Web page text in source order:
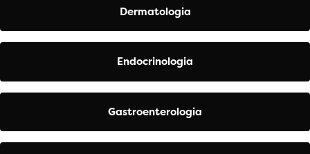
Dermatologia
Endocrinologia
Gastroenterologia